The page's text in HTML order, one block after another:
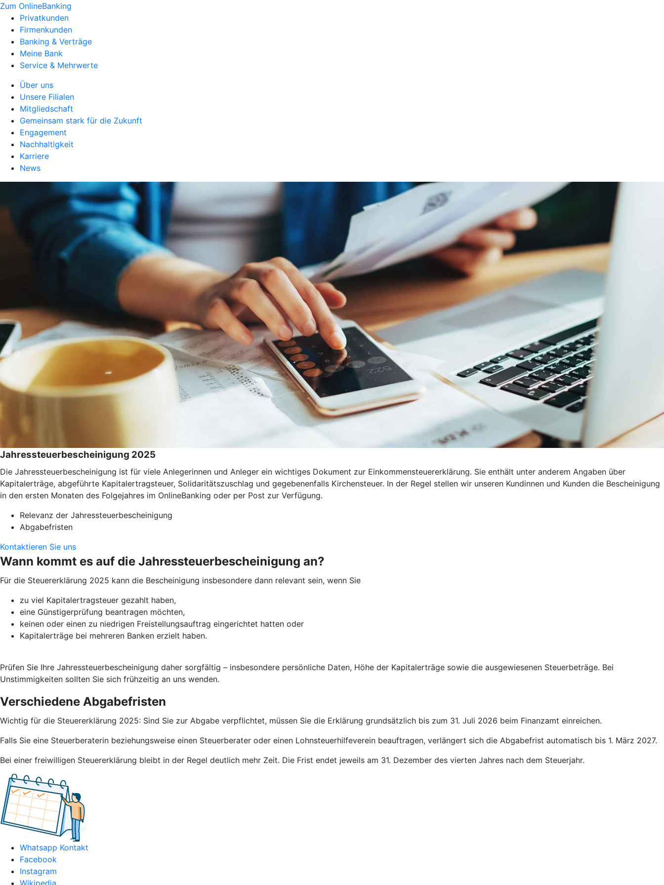
Zum OnlineBanking
Privatkunden
Firmenkunden
Banking & Verträge
Meine Bank
Service & Mehrwerte
Über uns
Unsere Filialen
Mitgliedschaft
Gemeinsam stark für die Zukunft
Engagement
Nachhaltigkeit
Karriere
News
Jahressteuerbescheinigung 2025
Die Jahressteuerbescheinigung ist für viele Anlegerinnen und Anleger ein wichtiges Dokument zur Einkommensteuererklärung. Sie enthält unter anderem Angaben über
Kapitalerträge, abgeführte Kapitalertragsteuer, Solidaritätszuschlag und gegebenenfalls Kirchensteuer. In der Regel stellen wir unseren Kundinnen und Kunden die Bescheinigung
in den ersten Monaten des Folgejahres im OnlineBanking oder per Post zur Verfügung.
Relevanz der Jahressteuerbescheinigung
Abgabefristen
Kontaktieren Sie uns
Wann kommt es auf die Jahressteuerbescheinigung an?
Für die Steuererklärung 2025 kann die Bescheinigung insbesondere dann relevant sein, wenn Sie
zu viel Kapitalertragsteuer gezahlt haben,
eine Günstigerprüfung beantragen möchten,
keinen oder einen zu niedrigen Freistellungsauftrag eingerichtet hatten oder
Kapitalerträge bei mehreren Banken erzielt haben.
Prüfen Sie Ihre Jahressteuerbescheinigung daher sorgfältig – insbesondere persönliche Daten, Höhe der Kapitalerträge sowie die ausgewiesenen Steuerbeträge. Bei
Unstimmigkeiten sollten Sie sich frühzeitig an uns wenden.
Verschiedene Abgabefristen
Wichtig für die Steuererklärung 2025: Sind Sie zur Abgabe verpflichtet, müssen Sie die Erklärung grundsätzlich bis zum 31. Juli 2026 beim Finanzamt einreichen.
Falls Sie eine Steuerberaterin beziehungsweise einen Steuerberater oder einen Lohnsteuerhilfeverein beauftragen, verlängert sich die Abgabefrist automatisch bis 1. März 2027.
Bei einer freiwilligen Steuererklärung bleibt in der Regel deutlich mehr Zeit. Die Frist endet jeweils am 31. Dezember des vierten Jahres nach dem Steuerjahr.
Whatsapp Kontakt
Facebook
Instagram
Wikipedia